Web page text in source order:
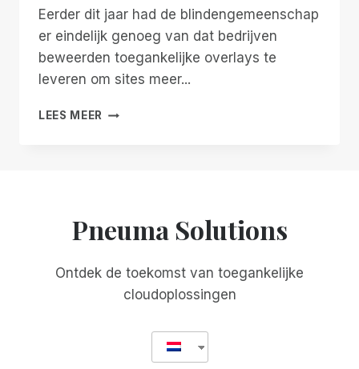
Eerder dit jaar had de blindengemeenschap
er eindelijk genoeg van dat bedrijven
beweerden toegankelijke overlays te
leveren om sites meer...
LEES MEER DIALOOG
Pneuma Solutions
Ontdek de toekomst van toegankelijke
cloudoplossingen